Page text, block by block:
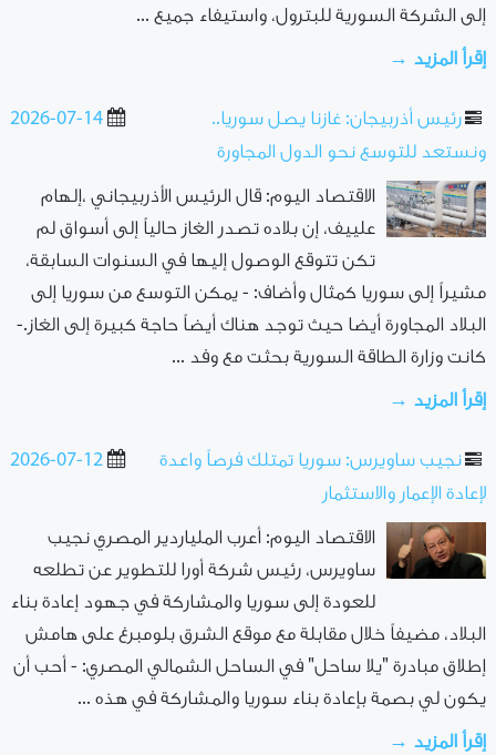
إلى الشركة السورية للبترول، واستيفاء جميع ...
إقرأ المزيد →
2026-07-14
رئيس أذربيجان: غازنا يصل سوريا..
ونستعد للتوسع نحو الدول المجاورة
الاقتصاد اليوم: قال الرئيس الأذربيجاني ،إلهام
علييف، إن بلاده تصدر الغاز حالياً إلى أسواق لم
تكن تتوقع الوصول إليها في السنوات السابقة،
مشيراً إلى سوريا كمثال وأضاف: - يمكن التوسع من سوريا إلى
البلاد المجاورة أيضا حيث توجد هناك أيضاً حاجة كبيرة إلى الغاز.-
كانت وزارة الطاقة السورية بحثت مع وفد ...
إقرأ المزيد →
2026-07-12
نجيب ساويرس: سوريا تمتلك فرصاً واعدة
لإعادة الإعمار والاستثمار
الاقتصاد اليوم: أعرب الملياردير المصري نجيب
ساويرس، رئيس شركة أورا للتطوير عن تطلعه
للعودة إلى سوريا والمشاركة في جهود إعادة بناء
البلاد، مضيفاً خلال مقابلة مع موقع الشرق بلومبرغ على هامش
إطلاق مبادرة "يلا ساحل" في الساحل الشمالي المصري: - أحب أن
يكون لي بصمة بإعادة بناء سوريا والمشاركة في هذه ...
إقرأ المزيد →